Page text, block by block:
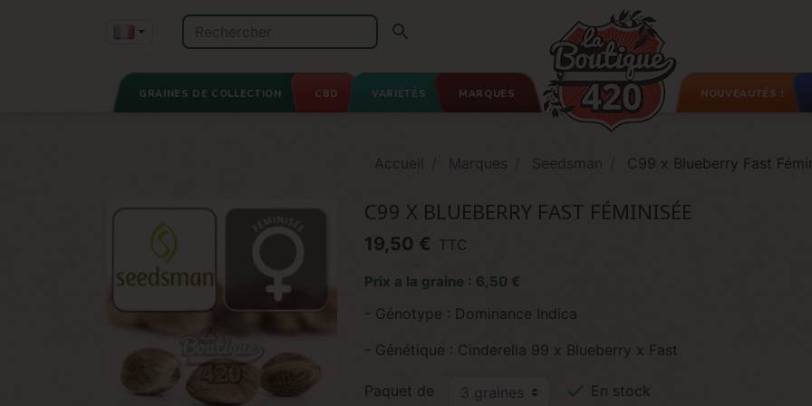

GRAINES DE COLLECTION CBD VARIÉTÉS MARQUES NOUVEAUTÉS !
Accueil Marques Seedsman C99 x Blueberry Fast
C99 X BLUEBERRY FAST FÉMINISÉE
19,50 € TTC
Prix a la graine : 6,50 €
- Génotype : Dominance Indica
- Génétique : Cinderella 99 x Blueberry x Fast
Paquet de  En stock